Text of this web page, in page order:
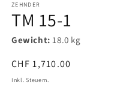
ZEHNDER
TM 15-1
Gewicht:18.0 kg
Normaler
Preis
CHF 1,710.00
Inkl. Steuern.